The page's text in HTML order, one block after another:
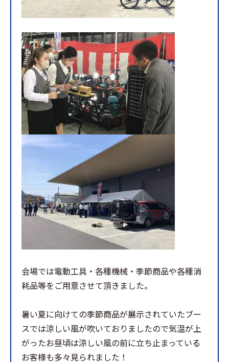
会場では電動工具・各種機械・季節商品や各種消
耗品等をご用意させて頂きました。
暑い夏に向けての季節商品が展示されていたブー
スでは涼しい風が吹いておりましたので気温が上
がったお昼頃は涼しい風の前に立ち止まっている
お客様も多々見られました！